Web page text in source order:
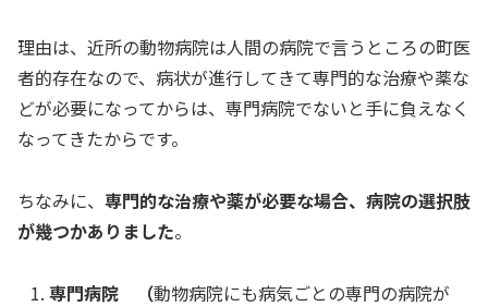
理由は、近所の動物病院は人間の病院で言うところの町医
者的存在なので、病状が進行してきて専門的な治療や薬な
どが必要になってからは、専門病院でないと手に負えなく
なってきたからです。
ちなみに、 専門的な治療や薬が必要な場合、病院の選択肢
が幾つかありました。
専門病院 （動物病院にも病気ごとの専門の病院が